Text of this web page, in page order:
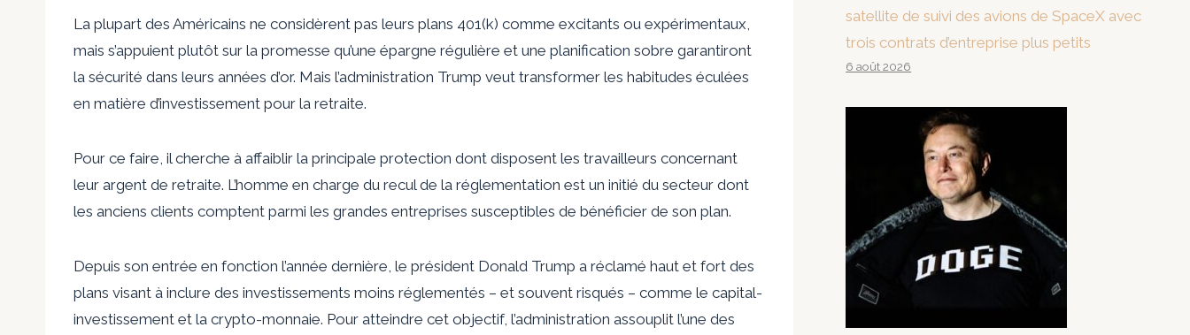
La plupart des Américains ne considèrent pas leurs plans 401(k) comme excitants ou expérimentaux,
mais s’appuient plutôt sur la promesse qu’une épargne régulière et une planification sobre garantiront
la sécurité dans leurs années d’or. Mais l’administration Trump veut transformer les habitudes éculées
en matière d’investissement pour la retraite.
Pour ce faire, il cherche à affaiblir la principale protection dont disposent les travailleurs concernant
leur argent de retraite. L’homme en charge du recul de la réglementation est un initié du secteur dont
les anciens clients comptent parmi les grandes entreprises susceptibles de bénéficier de son plan.
Depuis son entrée en fonction l’année dernière, le président Donald Trump a réclamé haut et fort des
plans visant à inclure des investissements moins réglementés – et souvent risqués – comme le capital-
investissement et la crypto-monnaie. Pour atteindre cet objectif, l’administration assouplit l’une des
satellite de suivi des avions de SpaceX avec
trois contrats d’entreprise plus petits
6 août 2026